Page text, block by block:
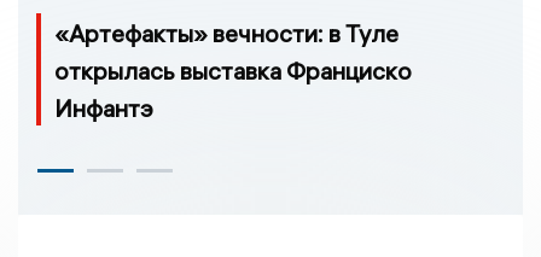
«Артефакты» вечности: в Туле
открылась выставка Франциско
Инфантэ